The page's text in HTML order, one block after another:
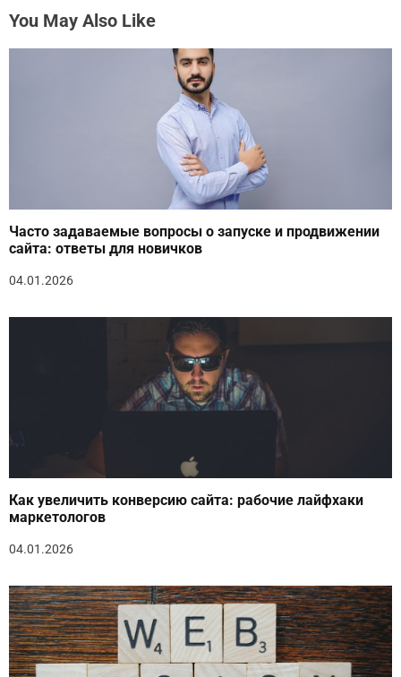
You May Also Like
Часто задаваемые вопросы о запуске и продвижении
сайта: ответы для новичков
04.01.2026
Как увеличить конверсию сайта: рабочие лайфхаки
маркетологов
04.01.2026